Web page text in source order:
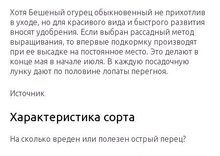
Хотя Бешеный огурец обыкновенный не прихотлив
в уходе, но для красивого вида и быстрого развития
вносят удобрения. Если выбран рассадный метод
выращивания, то впервые подкормку производят
при ее высадке на постоянное место. Это делают в
конце мая в начале июля. В каждую посадочную
лунку дают по половине лопаты перегноя.
Источник
Характеристика сорта
На сколько вреден или полезен острый перец?